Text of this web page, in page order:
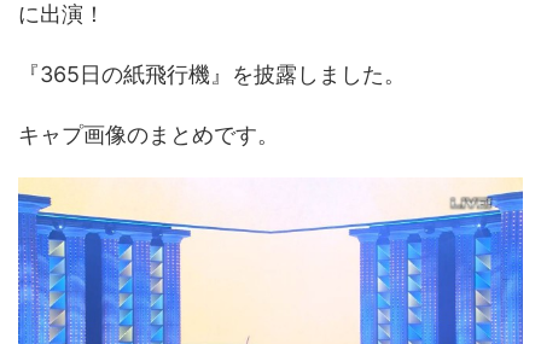
に出演！
『365日の紙飛行機』を披露しました。
キャプ画像のまとめです。